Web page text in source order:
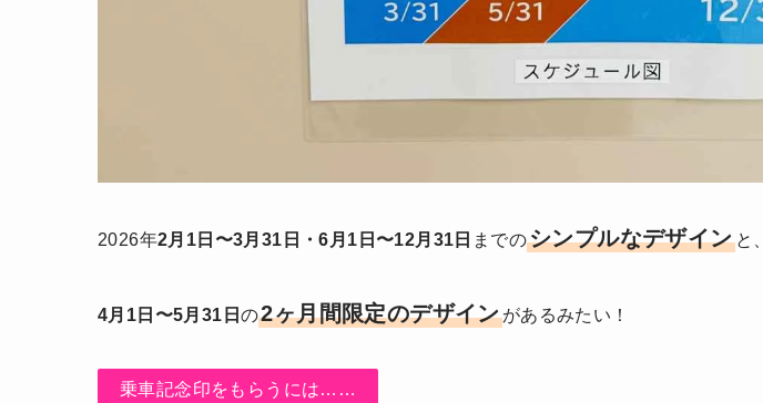
2026年2月1日〜3月31日・6月1日〜12月31日 までのシンプルなデザインと、
4月1日〜5月31日 の2ヶ月間限定のデザインがあるみたい！
乗車記念印をもらうには……